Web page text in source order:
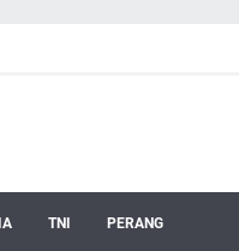
TNI PERANG